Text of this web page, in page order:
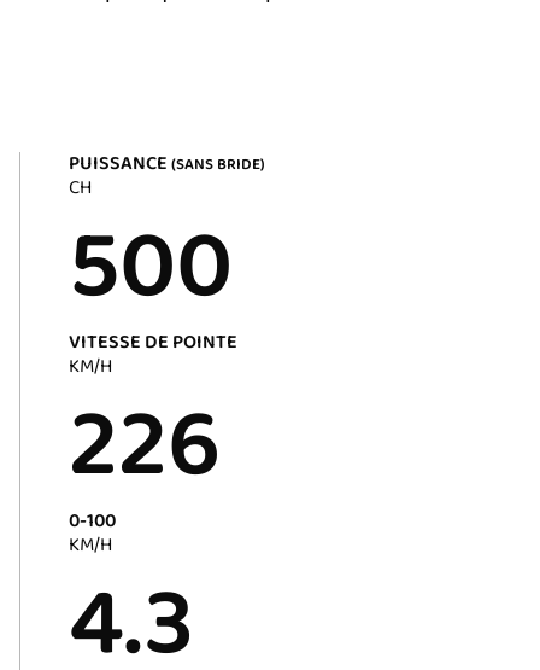
PUISSANCE(SANS BRIDE)
CH
500
VITESSE DE POINTE
KM/H
226
0-100
KM/H
4.3